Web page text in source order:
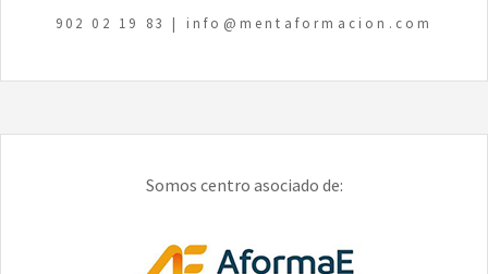
902 02 19 83 | info@mentaformacion.com
Somos centro asociado de: